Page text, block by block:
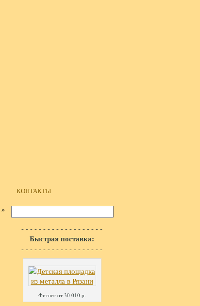
КОНТАКТЫ
»
- - - - - - - - - - - - - - - - - - -
Быстрая поставка:
- - - - - - - - - - - - - - - - - - -
Фитнес от 30 010 р.